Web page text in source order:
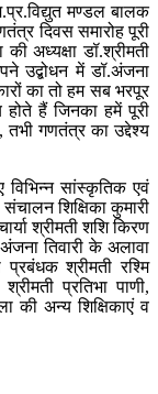
मण्डल बालक
दिवस समारोह पूरी
अध्यक्षा डॉ.श्रीमती
उद्बोधन में डॉ.अंजना
का तो हम सब भरपूर
हैं जिनका हमें पूरी
तभी गणतंत्र का उद्देश्य
विभिन्न सांस्कृतिक एवं
शिक्षिका कुमारी
श्रीमती शशि किरण
तिवारी के अलावा
श्रीमती रश्मि
प्रतिभा पाणी,
की अन्य शिक्षिकाएं व